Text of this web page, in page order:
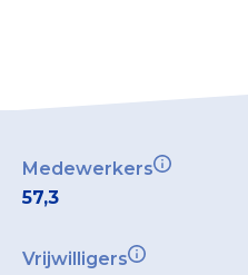
Medewerkers
57,3
Vrijwilligers